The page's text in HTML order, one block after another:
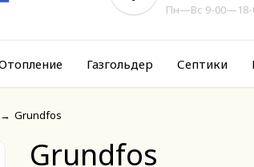
Пн—Вс 9-00—18-
Газгольдер Септики
→ Grundfos
Grundfos